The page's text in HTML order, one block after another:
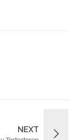
NEXT